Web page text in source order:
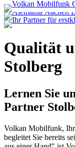
Qualität u
Stolberg
Lernen Sie
Partner
Volkan Mobilfunk,
begleitet Sie bereits